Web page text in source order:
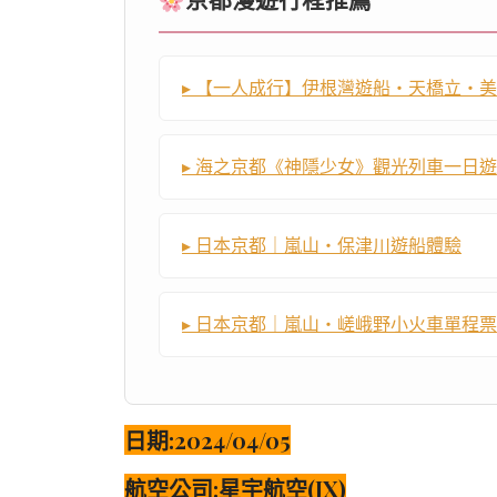
▸ 【一人成行】伊根灣遊船・天橋立・
▸ 海之京都《神隱少女》觀光列車一日遊
▸ 日本京都｜嵐山・保津川遊船體驗
▸ 日本京都｜嵐山・嵯峨野小火車單程票
日期:2024/04/05
航空公司:星宇航空(JX)